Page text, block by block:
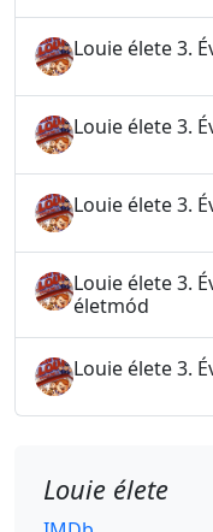
Louie élete 3.
Louie élete 3.
Louie élete 3.
Louie élete 3.
életmód
Louie élete 3.
Louie élete